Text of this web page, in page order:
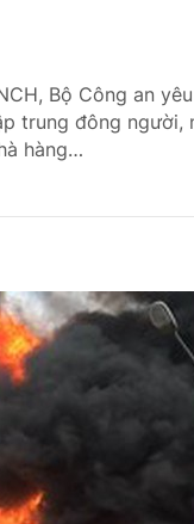
Bộ Công an
trung đông người,
hàng…